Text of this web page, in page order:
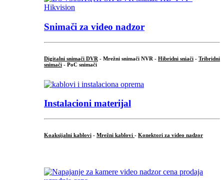
Snimači za video nadzor
Digitalni snimači DVR - Mrežni snimači NVR - Hibridni sniači - Tribridni
snimači - PoC snimači
Instalacioni materijal
Koaksijalni kablovi - Mrežni kablovi - Konektori za video nadzor